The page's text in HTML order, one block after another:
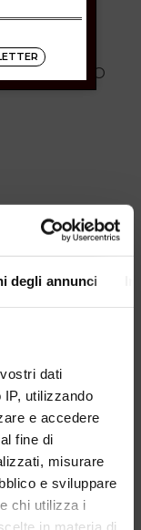
degli annunci
dati
utilizzando
e accedere
fine di
misurare
e sviluppare
chi utilizza i
in materia di
di moro
di moro,
da frange e
un carattere
in vera pelle, con
è regolare e la
la silhouette
naturalezza
boho e
con denim,